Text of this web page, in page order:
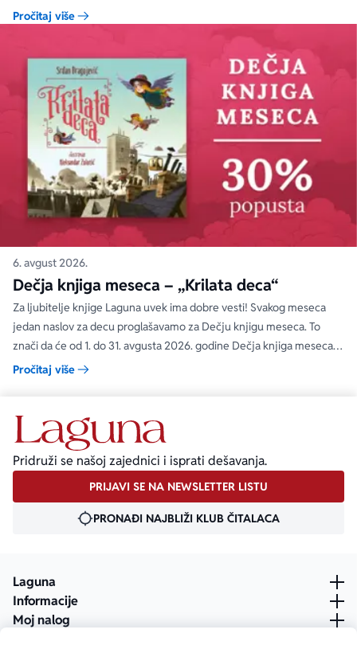
nedelje sa specijalnim DODATNIM popustom od 30%.
Pročitaj više
6. avgust 2026.
Dečja knjiga meseca – „Krilata deca“
Za ljubitelje knjige Laguna uvek ima dobre vesti! Svakog meseca
jedan naslov za decu proglašavamo za Dečju knjigu meseca. To
znači da će od 1. do 31. avgusta 2026. godine Dečja knjiga meseca
moći da se kupi na specijalnom popustu od 30%. Uz ovaj popust ne
Pročitaj više
Pridruži se našoj zajednici i isprati dešavanja.
PRIJAVI SE NA NEWSLETTER LISTU
PRONAĐI NAJBLIŽI KLUB ČITALACA
Laguna
Informacije
Moj nalog